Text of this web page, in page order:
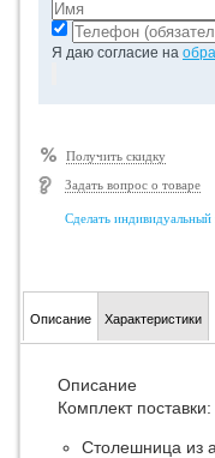
Я даю согласие на
Получить скидку
Задать вопрос о товаре
Сделать индивидуальный
Описание Характеристики
Описание
Комплект поставки:
Cтолешница из